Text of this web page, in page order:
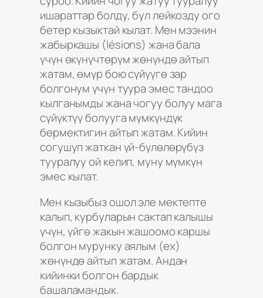
ишараттар болду, бул лейкозду ого
бетер кызыктай кылат. Мен мээнин
жабыркашы (lésions) жана бала
үчүн өкүнүчтөрүм жөнүндө айтып
жатам, өмүр бою сүйүүгө зар
болгонум үчүн туура эмес тандоо
кылганымды жана чогуу болуу мага
сүйүктүү болууга мүмкүндүк
бермектигин айтып жатам. Кийин
согушуп жаткан үй-бүлөлөрүбүз
тууралуу ой келип, муну мүмкүн
эмес кылат.
Мен кызыбыз ошол эле мектепте
калып, курбуларын сактап калышы
үчүн, үйгө жакын жашоомо каршы
болгон мурунку аялым (ex)
жөнүндө айтып жатам. Андан
кийинки болгон бардык
башаламандык.